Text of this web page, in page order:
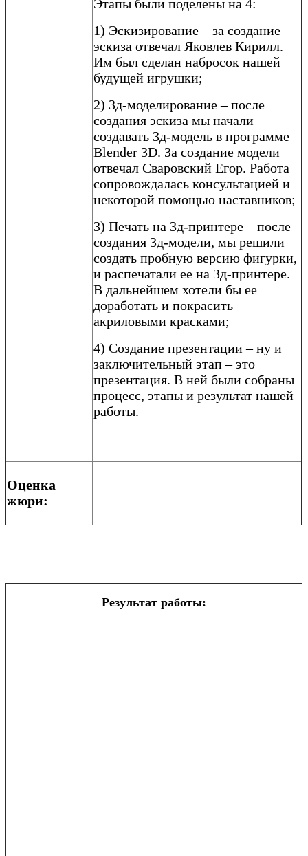
Этапы были поделены на 4:
1) Эскизирование – за создание
эскиза отвечал Яковлев Кирилл.
Им был сделан набросок нашей
будущей игрушки;
2) 3д-моделирование – после
создания эскиза мы начали
создавать 3д-модель в программе
Blender 3D. За создание модели
отвечал Сваровский Егор. Работа
сопровождалась консультацией и
некоторой помощью наставников;
3) Печать на 3д-принтере – после
создания 3д-модели, мы решили
создать пробную версию фигурки,
и распечатали ее на 3д-принтере.
В дальнейшем хотели бы ее
доработать и покрасить
акриловыми красками;
4) Создание презентации – ну и
заключительный этап – это
презентация. В ней были собраны
процесс, этапы и результат нашей
работы.
Оценка
жюри:
Результат работы: